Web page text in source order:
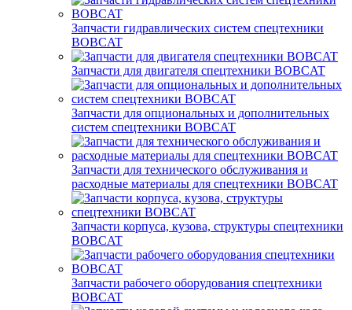
Запчасти гидравлических систем спецтехники
BOBCAT
Запчасти для двигателя спецтехники BOBCAT
Запчасти для опциональных и дополнительных
систем спецтехники BOBCAT
Запчасти для технического обслуживания и
расходные материалы для спецтехники BOBCAT
Запчасти корпуса, кузова, структуры спецтехники
BOBCAT
Запчасти рабочего оборудования спецтехники
BOBCAT